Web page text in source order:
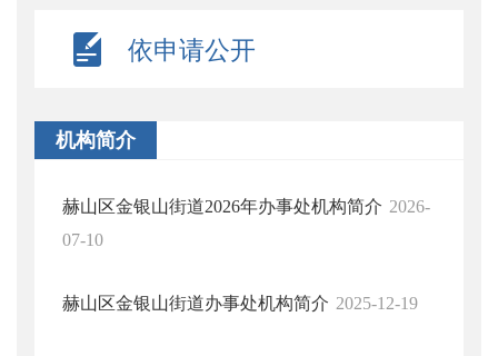
依申请公开
机构简介
赫山区金银山街道2026年办事处机构简介 2026-
07-10
赫山区金银山街道办事处机构简介 2025-12-19